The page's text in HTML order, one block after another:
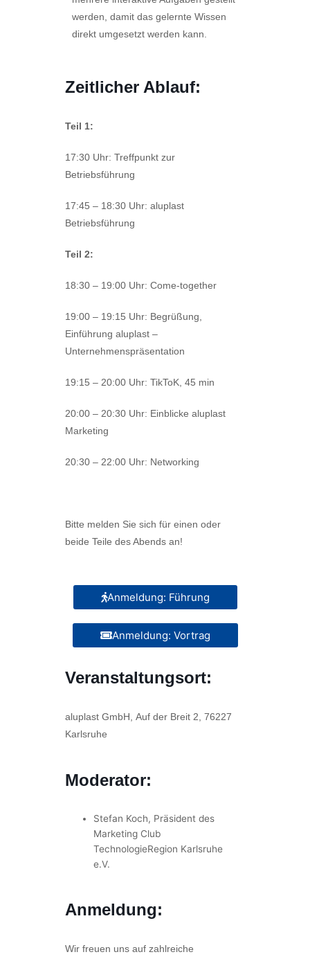
werden, damit das gelernte Wissen
direkt umgesetzt werden kann.
Zeitlicher Ablauf:
Teil 1:
17:30 Uhr: Treffpunkt zur
Betriebsführung
17:45 – 18:30 Uhr: aluplast
Betriebsführung
Teil 2:
18:30 – 19:00 Uhr: Come-together
19:00 – 19:15 Uhr: Begrüßung,
Einführung aluplast –
Unternehmenspräsentation
19:15 – 20:00 Uhr: TikToK, 45 min
20:00 – 20:30 Uhr: Einblicke aluplast
Marketing
20:30 – 22:00 Uhr: Networking
Bitte melden Sie sich für einen oder
beide Teile des Abends an!
Anmeldung: Führung
Anmeldung: Vortrag
Veranstaltungsort:
aluplast GmbH, Auf der Breit 2, 76227
Karlsruhe
Moderator:
Stefan Koch, Präsident des
Marketing Club
TechnologieRegion Karlsruhe
e.V.
Anmeldung:
Wir freuen uns auf zahlreiche